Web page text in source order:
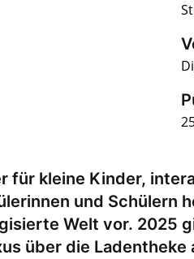
für kleine Kinder,
und Schülern
Welt vor. 2025
über die